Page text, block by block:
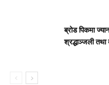
ब्रोड पिकमा
श्रद्धाञ्जली